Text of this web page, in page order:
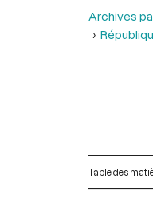
Archives
Table des